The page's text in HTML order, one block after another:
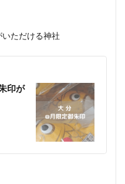
ただける神社
印が